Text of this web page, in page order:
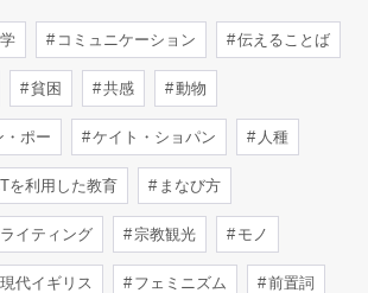
コミュニケーション 伝えることば
貧困 共感 動物
ポー ケイト・ショパン 人種
を利用した教育 まなび方
イティング 宗教観光 モノ
代イギリス フェミニズム 前置詞